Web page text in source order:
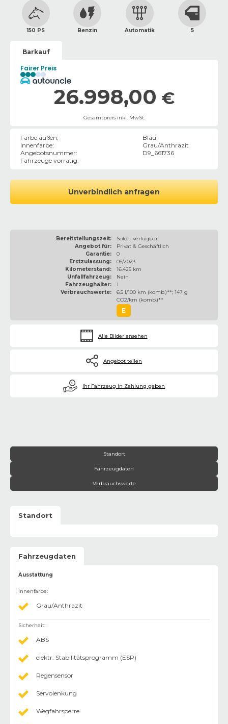
150 PS Benzin Automatik 5
Barkauf
Fairer Preis
26.998,00 €
Gesamtpreis inkl. MwSt.
Farbe außen:
Blau
Innenfarbe:
Grau/Anthrazit
Angebotsnummer:
D9_661736
Fahrzeuge vorrätig:
Unverbindlich anfragen
Bereitstellungszeit:
Sofort verfügbar
Angebot für:
Privat & Geschäftlich
Garantie:
0
Erstzulassung:
05/2023
Kilometerstand:
16.425 km
Unfallfahrzeug:
Nein
Fahrzeughalter:
1
Verbrauchswerte:
6,5 l/100 km (komb.)**; 147 g
CO2/km (komb.)**
E
Alle Bilder ansehen
Angebot teilen
€ Ihr Fahrzeug in Zahlung geben
Standort
Fahrzeugdaten
Verbrauchswerte
Standort
Fahrzeugdaten
Ausstattung
Innenfarbe:
Grau/Anthrazit
Sicherheit:
ABS
elektr. Stabilitätsprogramm (ESP)
Regensensor
Servolenkung
Wegfahrsperre